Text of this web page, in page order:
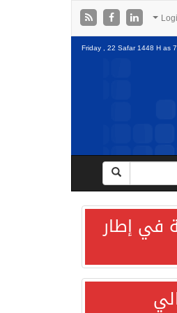
Friday , 22 Safar 1448 H as
في إطار